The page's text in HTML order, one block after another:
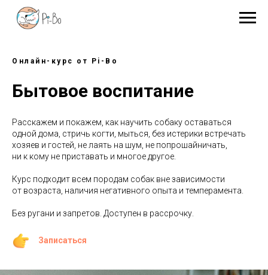
Онлайн-курс от Pi-Bo
Бытовое воспитание
Расскажем и покажем, как научить собаку оставаться
одной дома, стричь когти, мыться, без истерики встречать
хозяев и гостей, не лаять на шум, не попрошайничать,
ни к кому не приставать и многое другое.
Курс подходит всем породам собак вне зависимости
от возраста, наличия негативного опыта и темперамента.
Без ругани и запретов. Доступен в рассрочку.
Записаться